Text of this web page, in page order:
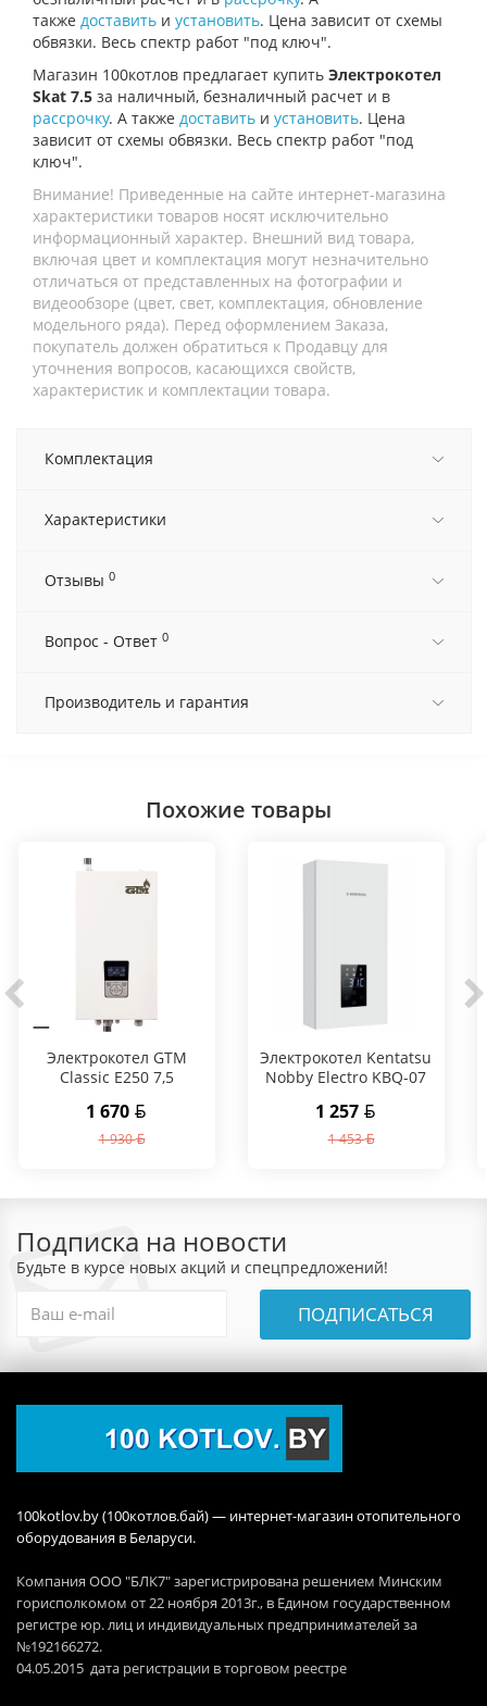
также доставить и установить. Цена зависит от схемы
обвязки. Весь спектр работ "под ключ".
Магазин 100котлов предлагает купить Электрокотел
Skat 7.5 за наличный, безналичный расчет и в
рассрочку. А также доставить и установить. Цена
зависит от схемы обвязки. Весь спектр работ "под
ключ".
Внимание! Приведенные на сайте интернет-магазина
характеристики товаров носят исключительно
информационный характер. Внешний вид товара,
включая цвет и комплектация могут незначительно
отличаться от представленных на фотографии и
видеообзоре (цвет, свет, комплектация, обновление
модельного ряда). Перед оформлением Заказа,
покупатель должен обратиться к Продавцу для
уточнения вопросов, касающихся свойств,
характеристик и комплектации товара.
Комплектация
Характеристики
Отзывы 0
Вопрос - Ответ 0
Производитель и гарантия
Похожие товары
Электрокотел GTM
Classic E250 7,5
1 670
1 930
Электрокотел Kentatsu
Nobby Electro KBQ-07
1 257
1 453
Подписка на новости
Будьте в курсе новых акций и спецпредложений!
ПОДПИСАТЬСЯ
100kotlov.by (100котлов.бай) — интернет-магазин отопительного
оборудования в Беларуси.
Компания ООО "БЛК7" зарегистрирована решением Минским
горисполкомом от 22 ноября 2013г., в Едином государственном
регистре юр. лиц и индивидуальных предпринимателей за
№192166272.
04.05.2015 дата регистрации в торговом реестре